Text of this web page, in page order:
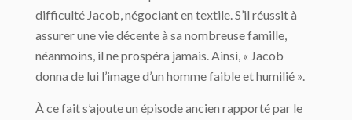
difficulté Jacob, négociant en textile. S’il réussit à
assurer une vie décente à sa nombreuse famille,
néanmoins, il ne prospéra jamais. Ainsi, « Jacob
donna de lui l’image d’un homme faible et humilié ».
À ce fait s’ajoute un épisode ancien rapporté par le